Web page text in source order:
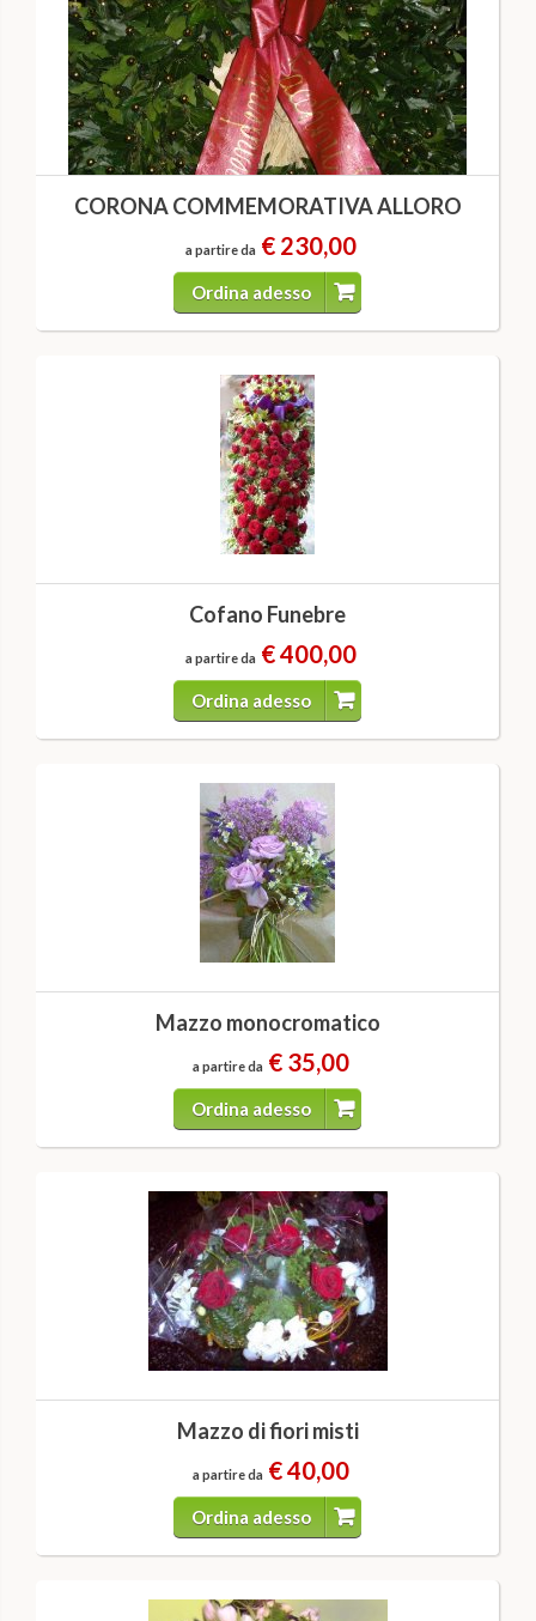
CORONA COMMEMORATIVA ALLORO
a partire da € 230,00
Ordina adesso
Cofano Funebre
a partire da € 400,00
Ordina adesso
Mazzo monocromatico
a partire da € 35,00
Ordina adesso
Mazzo di fiori misti
a partire da € 40,00
Ordina adesso